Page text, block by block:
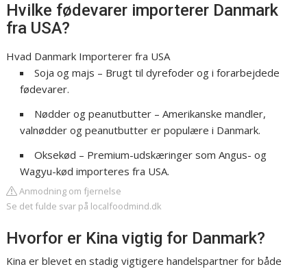
Hvilke fødevarer importerer Danmark
fra USA?
Hvad Danmark Importerer fra USA
Soja og majs – Brugt til dyrefoder og i forarbejdede
fødevarer.
Nødder og peanutbutter – Amerikanske mandler,
valnødder og peanutbutter er populære i Danmark.
Oksekød – Premium-udskæringer som Angus- og
Wagyu-kød importeres fra USA.
Anmodning om fjernelse
Se det fulde svar på localfoodmind.dk
Hvorfor er Kina vigtig for Danmark?
Kina er blevet en stadig vigtigere handelspartner for både